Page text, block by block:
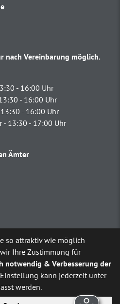
nach Vereinbarung möglich.
- 16:00 Uhr
- 16:00 Uhr
- 16:00 Uhr
- 13:30 - 17:00 Uhr
Ämter
bereitgestellte externe
Ja Immer
so attraktiv wie möglich
Ihre Zustimmung für
notwendig & Verbesserung der
Einstellung kann jederzeit unter
werden.